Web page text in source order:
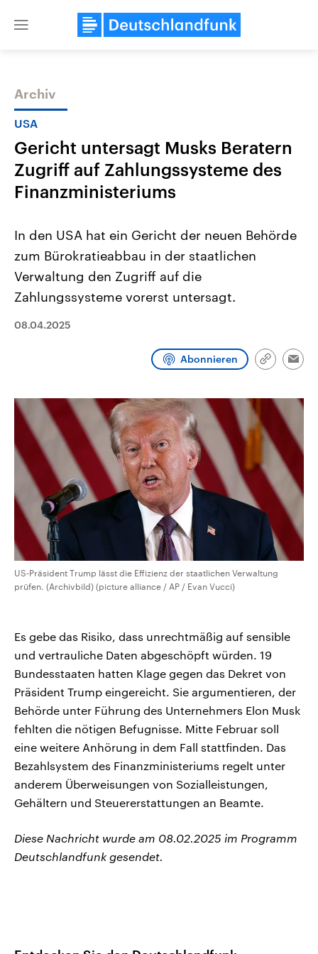
Close
Themen
2026
Alle Informationen
Sachsen-Anhalt wählt am 6.
September 2026 einen neuen
Landtag. Seit 2021 wird das
CDU, SPD und FDP regiert.-
Wahlprogramme, aktuelle Berichte
und Hintergründe zu den Parteien
und Kandidaten der anstehenden
Aktuelle Beiträge,
Hintergründe
Wirtschaftlich und
gehören die Vereinigten
den mächtigsten Ländern
Programm Podcasts
Archiv
USA
Gericht untersagt Musks Beratern
Zugriff auf Zahlungssysteme des
Finanzministeriums
In den USA hat ein Gericht der neuen Behörde
zum Bürokratieabbau in der staatlichen
Verwaltung den Zugriff auf die
Zahlungssysteme vorerst untersagt.
08.04.2025
Abonnieren
Link
US-Präsident Trump lässt die Effizienz der staatlichen Verwaltung
prüfen. (Archivbild) (picture alliance / AP / Evan Vucci)
Es gebe das Risiko, dass unrechtmäßig auf sensible
und vertrauliche Daten abgeschöpft würden. 19
Bundesstaaten hatten Klage gegen das Dekret von
Präsident Trump eingereicht. Sie argumentieren, der
Behörde unter Führung des Unternehmers Elon Musk
fehlten die nötigen Befugnisse. Mitte Februar soll
eine weitere Anhörung in dem Fall stattfinden. Das
Bezahlsystem des Finanzministeriums regelt unter
anderem Überweisungen von Sozialleistungen,
Gehältern und Steuererstattungen an Beamte.
Diese Nachricht wurde am 08.02.2025 im Programm
Deutschlandfunk gesendet.